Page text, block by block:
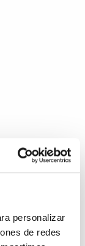
personalizar
de redes